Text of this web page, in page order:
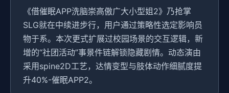
《借催眠APP洗脑崇高傲广大小型姐2》乃抢掌
SLG就在中续进步行，用户通过策略性选定影响员
物于系。本次更式扩展过校园场景的交互逻辑，新
增的“社团活动”事景件链解锁隐藏剧情。动态演由
采用spine2D工艺，达情变型与肢体动作细腻度提
升40%-催眠APP2。